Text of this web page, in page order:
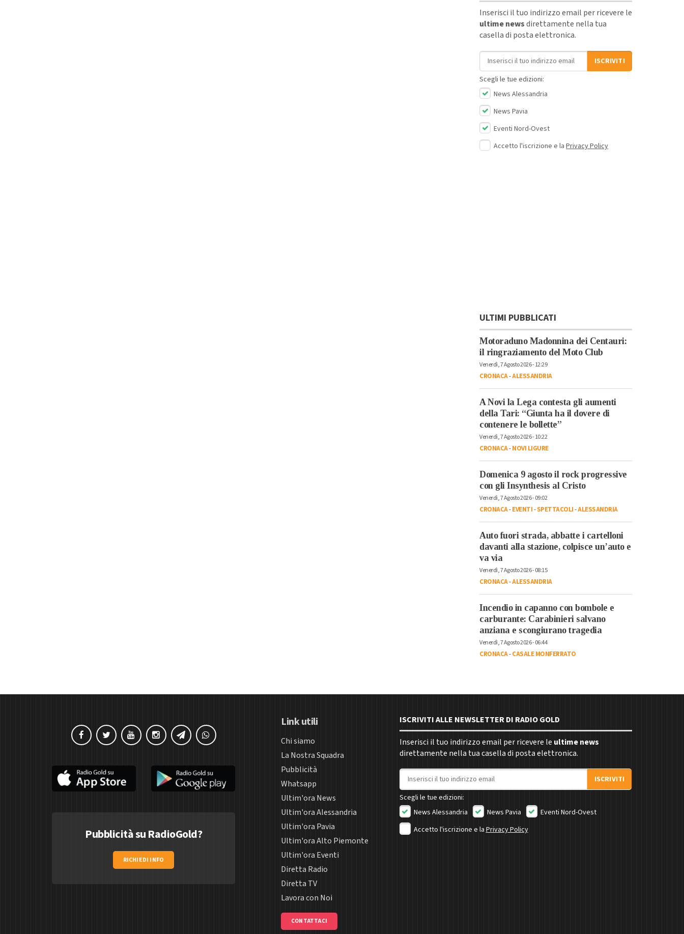
Inserisci il tuo indirizzo email per ricevere le
ultime newsdirettamente nella tua
casella di posta elettronica.
Indirizzo email
ISCRIVITI
Scegli le tue edizioni:
News Alessandria
News Pavia
Eventi Nord-Ovest
Accetto l'iscrizione e la Privacy Policy
ULTIMI PUBBLICATI
Motoraduno Madonnina dei Centauri:
il ringraziamento del Moto Club
Venerdì, 7 Agosto 2026 - 12:29
CRONACA-ALESSANDRIA
A Novi la Lega contesta gli aumenti
della Tari: “Giunta ha il dovere di
contenere le bollette”
Venerdì, 7 Agosto 2026 - 10:22
CRONACA-NOVI LIGURE
Domenica 9 agosto il rock progressive
con gli Insynthesis al Cristo
Venerdì, 7 Agosto 2026 - 09:02
CRONACA-EVENTI-SPETTACOLI-ALESSANDRIA
Auto fuori strada, abbatte i cartelloni
davanti alla stazione, colpisce un’auto e
va via
Venerdì, 7 Agosto 2026 - 08:15
CRONACA-ALESSANDRIA
Incendio in capanno con bombole e
carburante: Carabinieri salvano
anziana e scongiurano tragedia
Venerdì, 7 Agosto 2026 - 06:44
CRONACA-CASALE MONFERRATO
Pubblicità su RadioGold?
RICHIEDI INFO
Link utili
Chi siamo
La Nostra Squadra
Pubblicità
Whatsapp
Ultim'ora News
Ultim'ora Alessandria
Ultim'ora Pavia
Ultim'ora Alto Piemonte
Ultim'ora Eventi
Diretta Radio
Diretta TV
Lavora con Noi
CONTATTACI
ISCRIVITI ALLE NEWSLETTER DI RADIO GOLD
Inserisci il tuo indirizzo email per ricevere le ultime news
direttamente nella tua casella di posta elettronica.
Indirizzo email
ISCRIVITI
Scegli le tue edizioni:
News Alessandria
News Pavia
Eventi Nord-Ovest
Accetto l'iscrizione e la Privacy Policy